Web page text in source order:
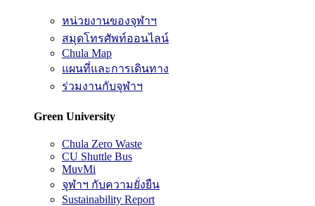
หน่วยงานของจุฬาฯ
สมุดโทรศัพท์ออนไลน์
Chula Map
แผนที่และการเดินทาง
ร่วมงานกับจุฬาฯ
Green University
Chula Zero Waste
CU Shuttle Bus
MuvMi
จุฬาฯ กับความยั่งยืน
Sustainability Report